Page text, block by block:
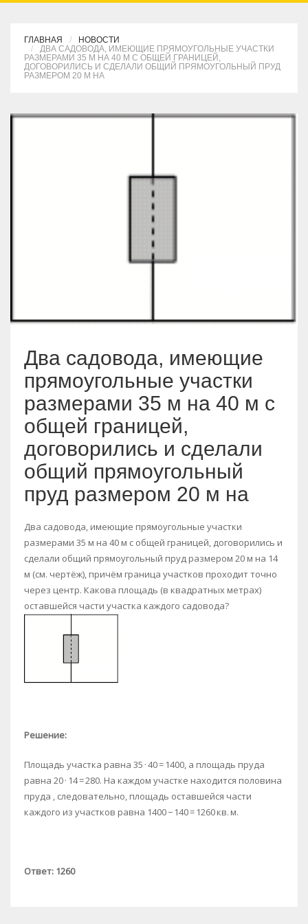
ГЛАВНАЯ
НОВОСТИ
ДВА САДОВОДА, ИМЕЮЩИЕ ПРЯМОУГОЛЬНЫЕ УЧАСТКИ
РАЗМЕРАМИ 35 М НА 40 М С ОБЩЕЙ ГРАНИЦЕЙ,
ДОГОВОРИЛИСЬ И СДЕЛАЛИ ОБЩИЙ ПРЯМОУГОЛЬНЫЙ ПРУД
РАЗМЕРОМ 20 М НА
Два садовода, имеющие
прямоугольные участки
размерами 35 м на 40 м с
общей границей,
договорились и сделали
общий прямоугольный
пруд размером 20 м на
Два садовода, имеющие прямоугольные участки
размерами 35 м на 40 м с общей границей, договорились и
сделали общий прямоугольный пруд размером 20 м на 14
м (см. чертёж), причём граница участков проходит точно
через центр. Какова площадь (в квадратных метрах)
оставшейся части участка каждого садовода?
Решение:
Площадь участка равна 35 · 40 = 1400, а площадь пруда
равна 20 · 14 = 280. На каждом участке находится половина
пруда , следовательно, площадь оставшейся части
каждого из участков равна 1400 − 140 = 1260 кв. м.
Ответ: 1260